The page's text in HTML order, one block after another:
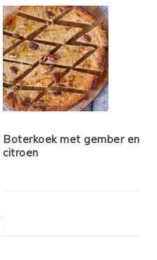
Boterkoek met gember en
citroen